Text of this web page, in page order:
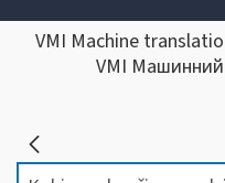
VMI Machine
VMI